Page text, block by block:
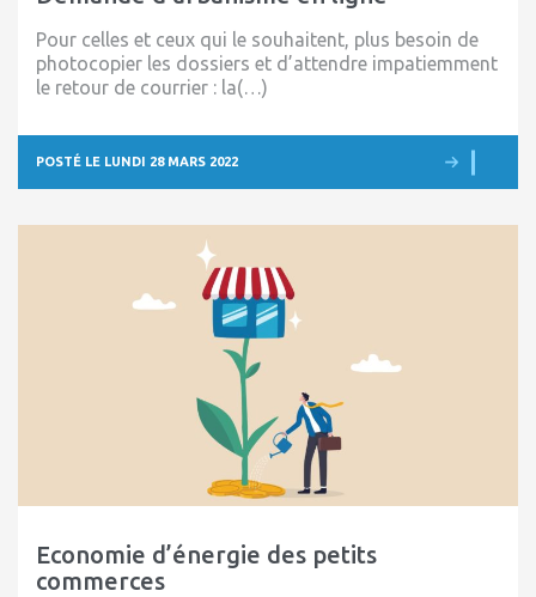
Pour celles et ceux qui le souhaitent, plus besoin de
photocopier les dossiers et d’attendre impatiemment
le retour de courrier : la(…)
POSTÉ LE LUNDI 28 MARS 2022
Economie d’énergie des petits
commerces